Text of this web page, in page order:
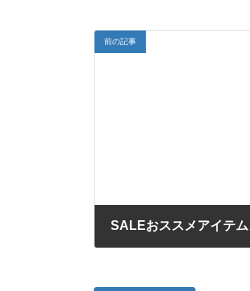
前の記事
SALEおススメアイテム